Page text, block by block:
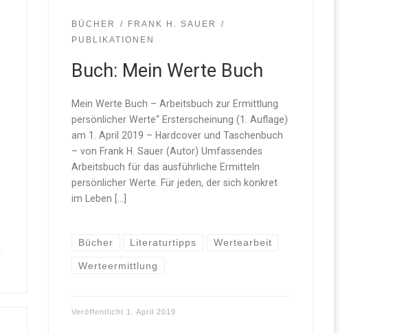
BÜCHER
FRANK H. SAUER
PUBLIKATIONEN
Buch: Mein Werte Buch
Mein Werte Buch – Arbeitsbuch zur Ermittlung
persönlicher Werte“ Ersterscheinung (1. Auflage)
am 1. April 2019 – Hardcover und Taschenbuch
– von Frank H. Sauer (Autor) Umfassendes
Arbeitsbuch für das ausführliche Ermitteln
persönlicher Werte. Für jeden, der sich konkret
im Leben […]
Bücher Literaturtipps Wertearbeit
Werteermittlung
Veröffentlicht 1. April 2019